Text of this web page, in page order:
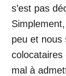
s’est pas
peu et nous
colocataires
mal à